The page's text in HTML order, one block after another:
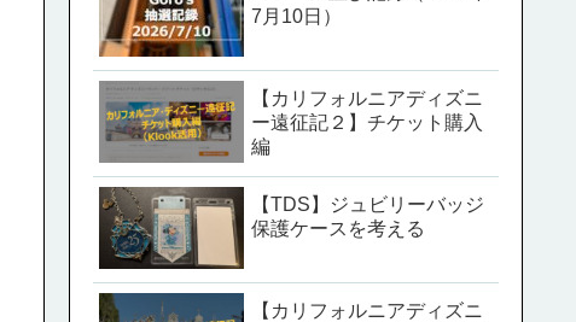
7月10日）
【カリフォルニアディズニ
ー遠征記２】チケット購入
編
【TDS】ジュビリーバッジ
保護ケースを考える
【カリフォルニアディズニ